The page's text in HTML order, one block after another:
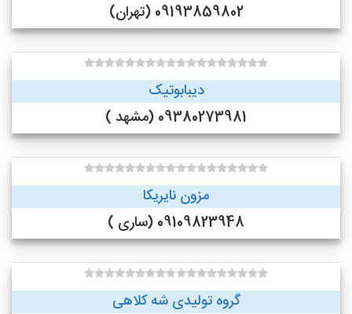
09193859802 (تهران)
دیبابوتیک
09380273981 (مشهد )
مزون نایریکا
09109823948 (ساری )
گروه تولیدی شه کلاهی